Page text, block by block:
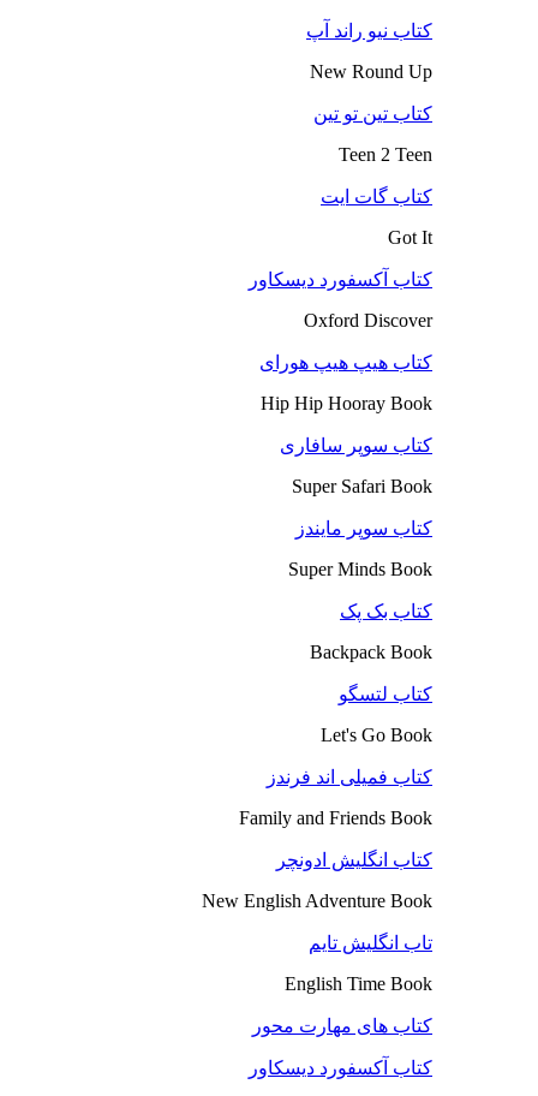
کتاب نیو راند آپ
New Round Up
کتاب تین تو تین
Teen 2 Teen
کتاب گات ایت
Got It
کتاب آکسفورد دیسکاور
Oxford Discover
کتاب هیپ هیپ هورای
Hip Hip Hooray Book
کتاب سوپر سافاری
Super Safari Book
کتاب سوپر مایندز
Super Minds Book
کتاب بک پک
Backpack Book
کتاب لتسگو
Let's Go Book
کتاب فمیلی اند فرندز
Family and Friends Book
کتاب انگلیش ادونچر
New English Adventure Book
تاب انگلیش تایم
English Time Book
کتاب های مهارت محور
کتاب آکسفورد دیسکاور